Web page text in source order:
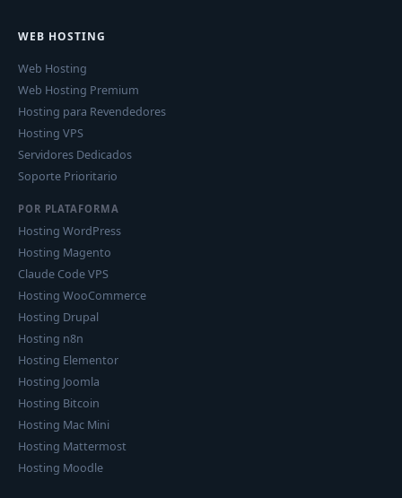
WEB HOSTING
Web Hosting
Web Hosting Premium
Hosting para Revendedores
Hosting VPS
Servidores Dedicados
Soporte Prioritario
POR PLATAFORMA
Hosting WordPress
Hosting Magento
Claude Code VPS
Hosting WooCommerce
Hosting Drupal
Hosting n8n
Hosting Elementor
Hosting Joomla
Hosting Bitcoin
Hosting Mac Mini
Hosting Mattermost
Hosting Moodle